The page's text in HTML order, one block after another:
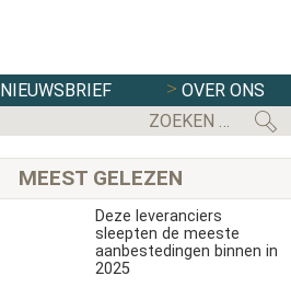
NIEUWSBRIEF
OVER ONS
MEEST GELEZEN
Deze leveranciers
sleepten de meeste
aanbestedingen binnen in
2025